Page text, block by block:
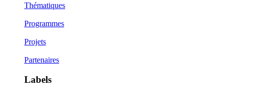
Thématiques
Programmes
Projets
Partenaires
Labels